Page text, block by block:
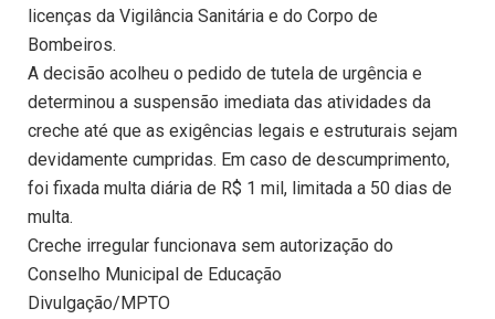
licenças da Vigilância Sanitária e do Corpo de
Bombeiros.
A decisão acolheu o pedido de tutela de urgência e
determinou a suspensão imediata das atividades da
creche até que as exigências legais e estruturais sejam
devidamente cumpridas. Em caso de descumprimento,
foi fixada multa diária de R$ 1 mil, limitada a 50 dias de
multa.
Creche irregular funcionava sem autorização do
Conselho Municipal de Educação
Divulgação/MPTO